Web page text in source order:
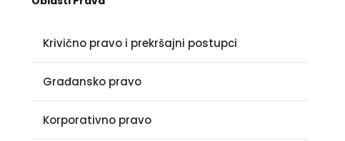
Krivično pravo i prekršajni postupci
Građansko pravo
Korporativno pravo